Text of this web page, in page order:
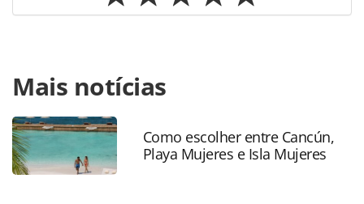
https://www.panrotas.com.br/destinos/parques-
tematicos/2023/08/veja-8-destinos-para-curtir-montanhas-
russas-pelo-mundo_198982.html ou as ferramentas
oferecidas na página. Todo o conteúdo produzido pela
PANROTAS Editora é protegido pela legislação brasileira
sobre direito autoral. Não reproduza o conteúdo sem
Mais notícias
Como escolher entre Cancún,
Playa Mujeres e Isla Mujeres